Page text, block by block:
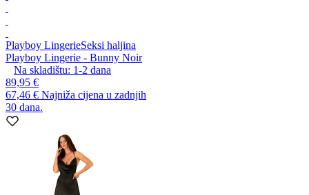
Playboy LingerieSeksi haljina
Playboy Lingerie - Bunny Noir
Na skladištu: 1-2 dana
89,95 €
67,46 € Najniža cijena u zadnjih
30 dana.